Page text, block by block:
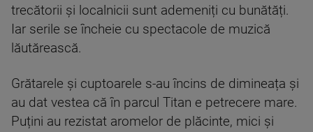
trecătorii și localnicii sunt ademeniți cu bunătăți.
Iar serile se încheie cu spectacole de muzică
lăutărească.
Grătarele și cuptoarele s-au încins de dimineața și
au dat vestea că în parcul Titan e petrecere mare.
Puțini au rezistat aromelor de plăcinte, mici și